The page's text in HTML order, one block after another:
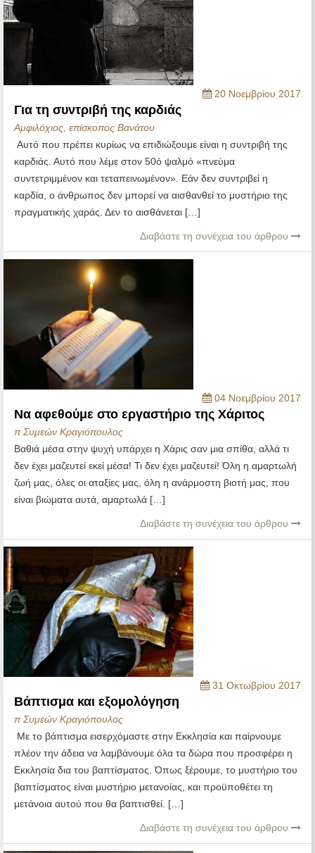
20 Νοεμβρίου 2017
Για τη συντριβή της καρδιάς
Αμφιλόχιος, επίσκοπος Βανάτου
Αυτό που πρέπει κυρίως να επιδιώξουμε είναι η συντριβή της
καρδιάς. Αυτό που λέμε στον 50ό ψαλμό «πνεύμα
συντετριμμένον και τεταπεινωμένον». Εάν δεν συντριβεί η
καρδία, ο άνθρωπος δεν μπορεί να αισθανθεί το μυστήριο της
πραγματικής χαράς. Δεν το αισθάνεται […]
Διαβάστε τη συνέχεια του άρθρου
04 Νοεμβρίου 2017
Να αφεθούμε στο εργαστήριο της Χάριτος
π Συμεών Κραγιόπουλος
Βαθιά μέσα στην ψυχή υπάρχει η Χάρις σαν μια σπίθα, αλλά τι
δεν έχει μαζευτεί εκεί μέσα! Τι δεν έχει μαζευτεί! Όλη η αμαρτωλή
ζωή μας, όλες οι αταξίες μας, όλη η ανάρμοστη βιοτή μας, που
είναι βιώματα αυτά, αμαρτωλά […]
Διαβάστε τη συνέχεια του άρθρου
31 Οκτωβρίου 2017
Βάπτισμα και εξομολόγηση
π Συμεών Κραγιόπουλος
Με το βάπτισμα εισερχόμαστε στην Εκκλησία και παίρνουμε
πλέον την άδεια να λαμβάνουμε όλα τα δώρα που προσφέρει η
Εκκλησία δια του βαπτίσματος. Όπως ξέρουμε, το μυστήριο του
βαπτίσματος είναι μυστήριο μετανοίας, και προϋποθέτει τη
μετάνοια αυτού που θα βαπτισθεί. […]
Διαβάστε τη συνέχεια του άρθρου